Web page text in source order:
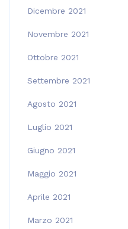
Dicembre 2021
Novembre 2021
Ottobre 2021
Settembre 2021
Agosto 2021
Luglio 2021
Giugno 2021
Maggio 2021
Aprile 2021
Marzo 2021